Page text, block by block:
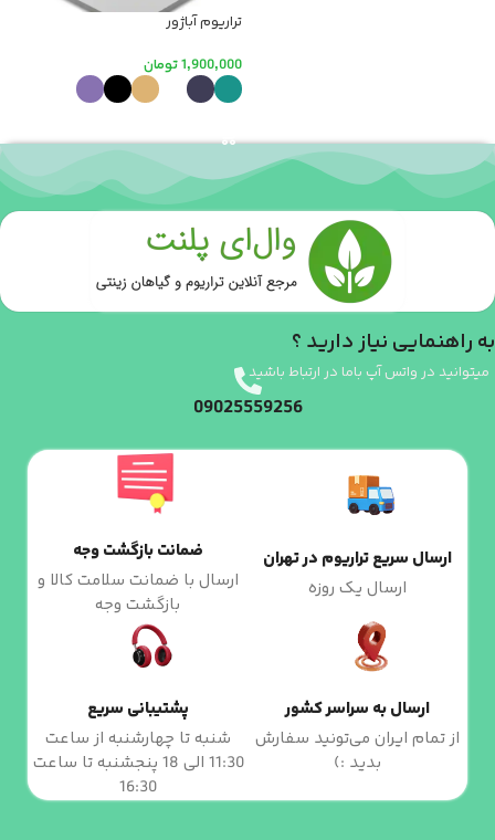
تراریوم آباژور
1,900,000تومان
به راهنمایی نیاز دارید ؟
میتوانید در واتس آپ باما در ارتباط باشید
09025559256
ارسال سریع تراریوم در تهران
ارسال یک روزه
ضمانت بازگشت وجه
ارسال با ضمانت سلامت کالا و
بازگشت وجه
ارسال به سراسر کشور
از تمام ایران می‌تونید سفارش
بدید :)
پشتیبانی سریع
شنبه تا چهارشنبه از ساعت
11:30 الی 18 پنجشنبه تا ساعت
16:30